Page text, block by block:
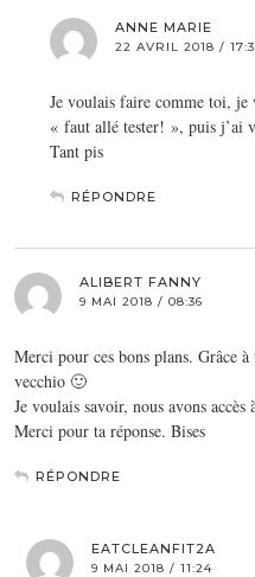
ANNE MARIE
22 AVRIL 2018 /
Je voulais faire comme toi,
« faut allé tester! », puis j’ai
Tant pis
RÉPONDRE
ALIBERT FANNY
9 MAI 2018 / 08:36
Merci pour ces bons plans. Grâce
vecchio 🙂
Je voulais savoir, nous avons
Merci pour ta réponse. Bises
RÉPONDRE
EATCLEANFIT2A
9 MAI 2018 / 11:24